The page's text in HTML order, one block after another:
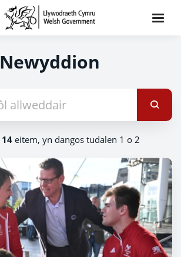
Newyddion
14 eitem, yn dangos tudalen 1 o 2